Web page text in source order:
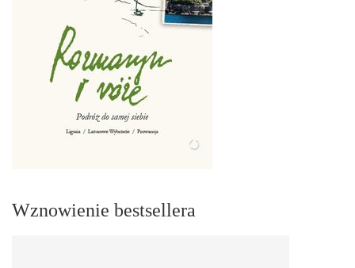
Wznowienie bestsellera